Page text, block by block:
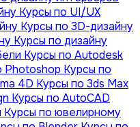
Курсы по UI/UX
Курсы по 3D-дизайну
Курсы по дизайну
Курсы по Autodesk
Photoshop Курсы по
4D Курсы по 3ds Max
Курсы по AutoCAD
Курсы по ювелирному